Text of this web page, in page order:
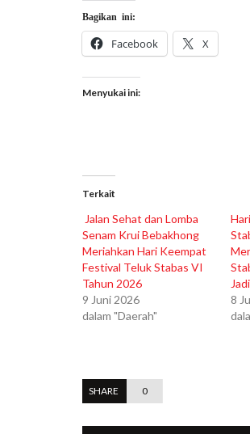
Bagikan ini:
Facebook X
Menyukai ini:
Terkait
Jalan Sehat dan Lomba
Senam Krui Bebakhong
Meriahkan Hari Keempat
Festival Teluk Stabas VI
Tahun 2026
9 Juni 2026
dalam "Daerah"
8
SHARE 0